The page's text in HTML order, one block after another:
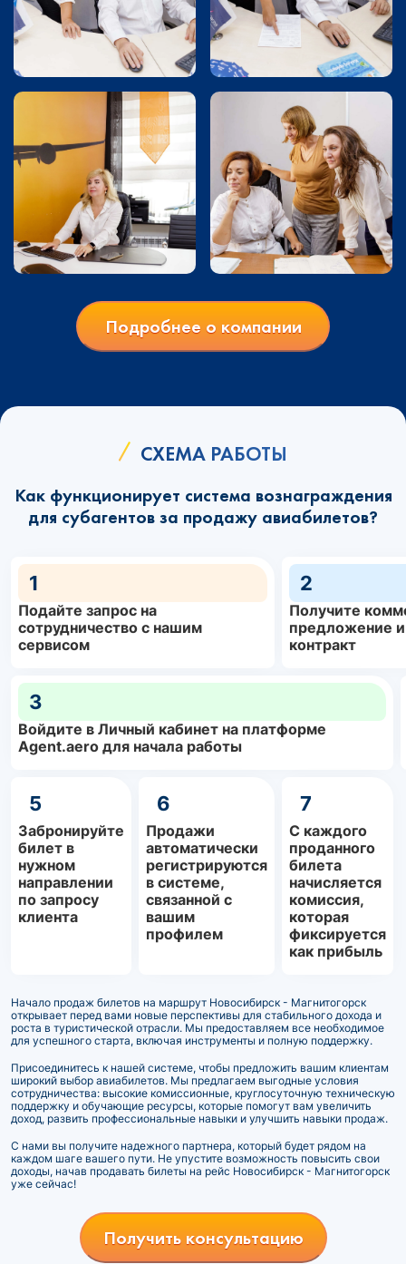
Подробнее о компании
СХЕМА РАБОТЫ
Как функционирует система вознаграждения
для субагентов за продажу авиабилетов?
1
Подайте запрос на
сотрудничество с нашим
сервисом
2
Получите
предложение
контракт
3
Войдите в Личный кабинет на платформе
Agent.aero для начала работы
5
Забронируйте
билет в
нужном
направлении
по запросу
клиента
6
Продажи
автоматически
регистрируются
в системе,
связанной с
вашим
профилем
7
С каждого
проданного
билета
начисляется
комиссия,
которая
фиксируется
как прибыль
Начало продаж билетов на маршрут Новосибирск - Магнитогорск
открывает перед вами новые перспективы для стабильного дохода и
роста в туристической отрасли. Мы предоставляем все необходимое
для успешного старта, включая инструменты и полную поддержку.
Присоединитесь к нашей системе, чтобы предложить вашим клиентам
широкий выбор авиабилетов. Мы предлагаем выгодные условия
сотрудничества: высокие комиссионные, круглосуточную техническую
поддержку и обучающие ресурсы, которые помогут вам увеличить
доход, развить профессиональные навыки и улучшить навыки продаж.
С нами вы получите надежного партнера, который будет рядом на
каждом шаге вашего пути. Не упустите возможность повысить свои
доходы, начав продавать билеты на рейс Новосибирск - Магнитогорск
уже сейчас!
Получить консультацию